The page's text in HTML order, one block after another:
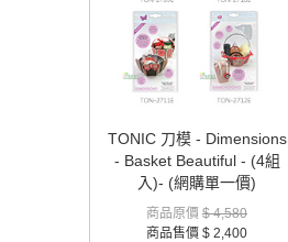
TONIC 刀模 - Dimensions
- Basket Beautiful - (4組
入)- (網購單一價)
商品原價 $ 4,580
商品售價 $ 2,400